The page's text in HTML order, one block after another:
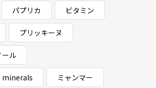
パプリカ ビタミン
プリッキーヌ
ール
minerals ミャンマー